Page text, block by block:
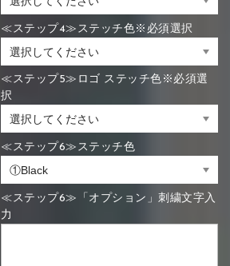
≪ステップ4≫ステッチ色※必須選択
≪ステップ5≫ロゴ ステッチ色※必須選
択
≪ステップ6≫ステッチ色
≪ステップ6≫「オプション」刺繍文字入
力